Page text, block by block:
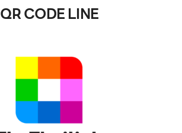
QR CODE LINE